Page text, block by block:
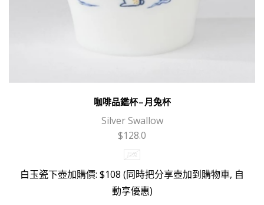
粉
曬
(100g)
數
咖啡品鑑杯 – 月兔杯
Silver Swallow
$128.0
月兔
白玉瓷下壺加購價: $108 (同時把分享壺加到購物車, 自
動享優惠)